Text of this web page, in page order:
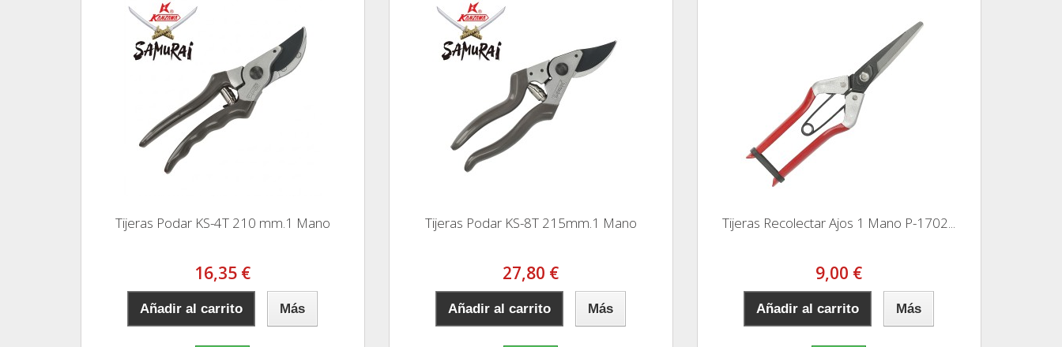
Tijeras Podar KS-4T 210 mm.1 Mano
16,35 €
Añadir al carrito Más
Tijeras Podar KS-8T 215mm.1 Mano
27,80 €
Añadir al carrito Más
Tijeras Recolectar Ajos 1 Mano P-1702...
9,00 €
Añadir al carrito Más